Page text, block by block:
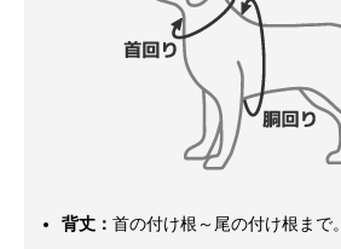
背丈： 首の付け根～尾の付け根まで。